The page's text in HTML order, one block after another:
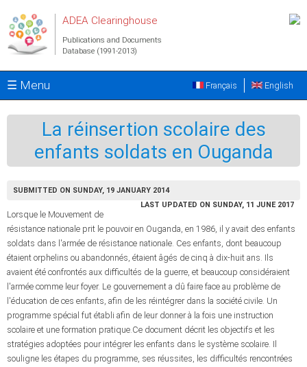
ADEA Clearinghouse
Publications and Documents
Database (1991-2013)
☰ Menu English
Français
La réinsertion scolaire des
enfants soldats en Ouganda
SUBMITTED ON SUNDAY, 19 JANUARY 2014
LAST UPDATED ON SUNDAY, 11 JUNE 2017
Lorsque le Mouvement de
résistance nationale prit le pouvoir en Ouganda, en 1986, il y avait des enfants
soldats dans l'armée de résistance nationale. Ces enfants, dont beaucoup
étaient orphelins ou abandonnés, étaient âgés de cinq à dix-huit ans. Ils
avaient été confrontés aux difficultés de la guerre, et beaucoup considéraient
l'armée comme leur foyer. Le gouvernement a dû faire face au problème de
l'éducation de ces enfants, afin de les réintégrer dans la société civile. Un
programme spécial fut établi afin de leur donner à la fois une instruction
scolaire et une formation pratique.Ce document décrit les objectifs et les
stratégies adoptées pour intégrer les enfants dans le système scolaire. Il
souligne les étapes du programme, ses réussites, les difficultés rencontrées